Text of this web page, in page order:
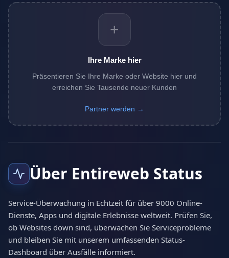
+
Ihre Marke hier
Präsentieren Sie Ihre Marke oder Website hier und
erreichen Sie Tausende neuer Kunden
Partner werden →
Über Entireweb Status
Service-Überwachung in Echtzeit für über 9000 Online-
Dienste, Apps und digitale Erlebnisse weltweit. Prüfen Sie,
ob Websites down sind, überwachen Sie Serviceprobleme
und bleiben Sie mit unserem umfassenden Status-
Dashboard über Ausfälle informiert.